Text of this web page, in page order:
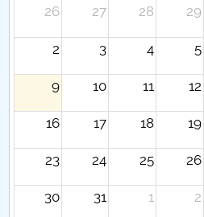
26
27 28 29
2 3 4 5
9 10 11 12
16 17 18 19
23 24 25 26
30 31 1 2